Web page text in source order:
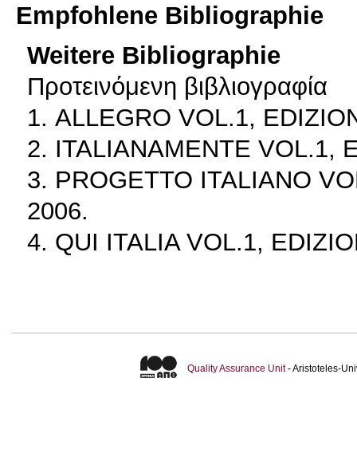
Empfohlene Bibliographie
Weitere Bibliographie
Προτεινόμενη βιβλιογραφία
1. ALLEGRO VOL.1,
2. ITALIANAMENTE VOL.1,
3. PROGETTO ITALIANO
2006.
4. QUI ITALIA VOL.1,
Quality Assurance Unit- Aristoteles-